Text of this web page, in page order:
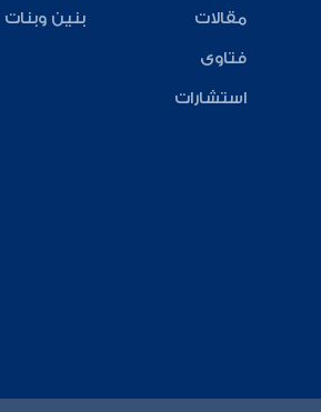
مقالات
فتاوى
استشارات
بنين وبنات